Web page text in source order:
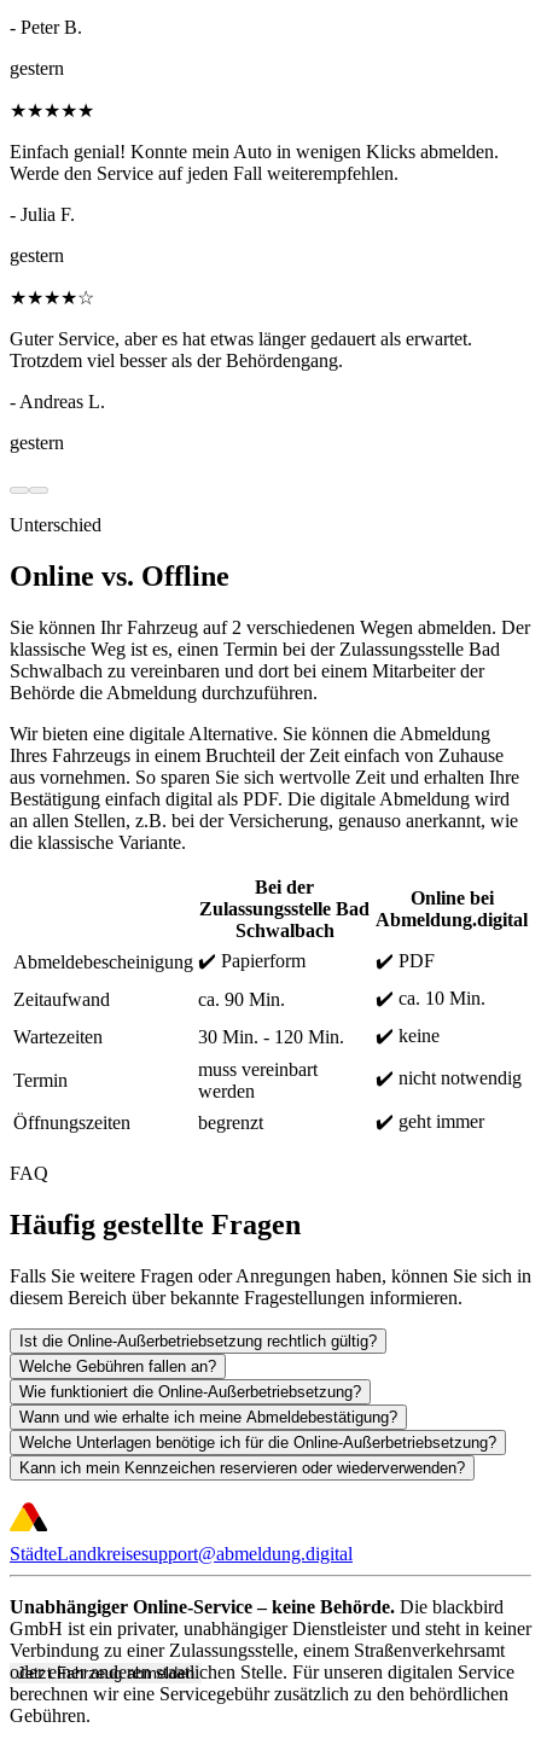
- Peter B.
gestern
★★★★★
Einfach genial! Konnte mein Auto in wenigen Klicks abmelden.
Werde den Service auf jeden Fall weiterempfehlen.
- Julia F.
gestern
★★★★☆
Guter Service, aber es hat etwas länger gedauert als erwartet.
Trotzdem viel besser als der Behördengang.
- Andreas L.
gestern
Unterschied
Online vs. Offline
Sie können Ihr Fahrzeug auf 2 verschiedenen Wegen abmelden. Der
klassische Weg ist es, einen Termin bei der Zulassungsstelle Bad
Schwalbach zu vereinbaren und dort bei einem Mitarbeiter der
Behörde die Abmeldung durchzuführen.
Wir bieten eine digitale Alternative. Sie können die Abmeldung
Ihres Fahrzeugs in einem Bruchteil der Zeit einfach von Zuhause
aus vornehmen. So sparen Sie sich wertvolle Zeit und erhalten Ihre
Bestätigung einfach digital als PDF. Die digitale Abmeldung wird
an allen Stellen, z.B. bei der Versicherung, genauso anerkannt, wie
die klassische Variante.
Bei der
Zulassungsstelle Bad
Schwalbach
Online bei
Abmeldung.digital
Abmeldebescheinigung ✔️ Papierform
✔️ PDF
Zeitaufwand
ca. 90 Min.
✔️ ca. 10 Min.
Wartezeiten
30 Min. - 120 Min. ✔️ keine
Termin
muss vereinbart
werden
✔️ nicht notwendig
Öffnungszeiten begrenzt ✔️ geht immer
FAQ
Häufig gestellte Fragen
Falls Sie weitere Fragen oder Anregungen haben, können Sie sich in
diesem Bereich über bekannte Fragestellungen informieren.
Ist die Online-Außerbetriebsetzung rechtlich gültig?
Welche Gebühren fallen an?
Wie funktioniert die Online-Außerbetriebsetzung?
Wann und wie erhalte ich meine Abmeldebestätigung?
Welche Unterlagen benötige ich für die Online-Außerbetriebsetzung?
Kann ich mein Kennzeichen reservieren oder wiederverwenden?
Jetzt Fahrzeug abmelden
StädteLandkreisesupport@abmeldung.digital
Unabhängiger Online-Service – keine Behörde. Die blackbird
GmbH ist ein privater, unabhängiger Dienstleister und steht in keiner
Verbindung zu einer Zulassungsstelle, einem Straßenverkehrsamt
oder einer anderen staatlichen Stelle. Für unseren digitalen Service
berechnen wir eine Servicegebühr zusätzlich zu den behördlichen
Gebühren.